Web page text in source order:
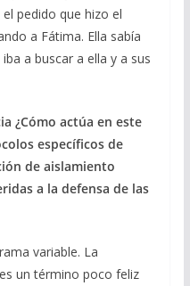
pedido que hizo el
a Fátima. Ella sabía
a buscar a ella y a sus
¿Cómo actúa en este
específicos de
de aislamiento
a la defensa de las
variable. La
un término poco feliz